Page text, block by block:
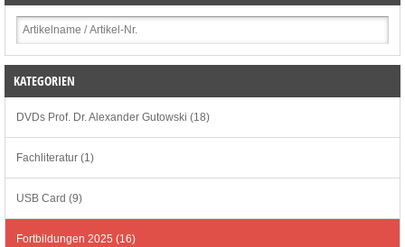
KATEGORIEN
DVDs Prof. Dr. Alexander Gutowski (18)
Fachliteratur (1)
USB Card (9)
Fortbildungen 2025 (16)